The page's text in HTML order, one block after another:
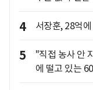
4 서장훈, 28억
5
"직접 농사 안
에 떨고 있는